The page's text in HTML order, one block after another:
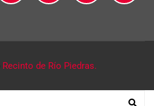
Recinto de Río Piedras.